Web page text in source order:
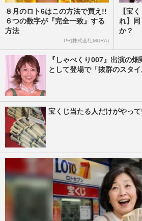
８月のロト6はこの方法で買え!!
６つの数字が『完全一致』する
方法
PR(株式会社MURA)
【宝
れ】
か？
『しゃべくり007』出演の
として登場で「抜群のスタ
宝くじ当たる人だけがやっ